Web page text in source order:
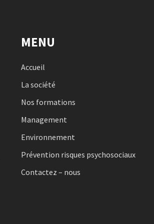
MENU
Accueil
La société
Nos formations
Management
Environnement
Prévention risques psychosociaux
Contactez – nous